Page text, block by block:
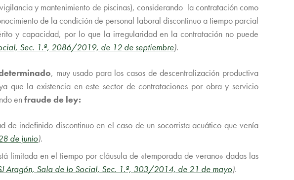
y mantenimiento de piscinas), considerando la contratación como
de la condición de personal laboral discontinuo a tiempo parcial
y capacidad, por lo que la irregularidad en la contratación no puede
Sec. 1.ª, 2086/2019, de 12 de septiembre).
, muy usado para los casos de descentralización productiva
que la existencia en este sector de contrataciones por obra y servicio
enfraude de ley:
indefinido discontinuo en el caso de un socorrista acuático que venía
de junio).
limitada en el tiempo por cláusula de «temporada de verano» dadas las
Aragón, Sala de lo Social, Sec. 1.ª, 303/2014, de 21 de mayo).